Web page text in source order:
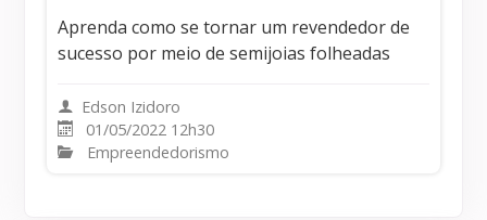
Aprenda como se tornar um revendedor de
sucesso por meio de semijoias folheadas
Edson Izidoro
01/05/2022 12h30
Empreendedorismo